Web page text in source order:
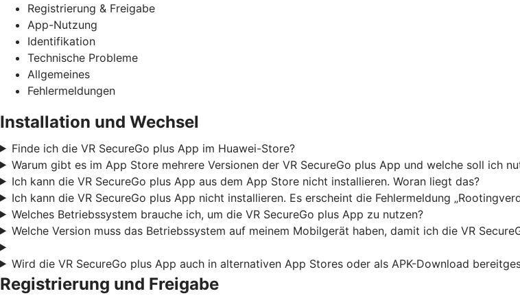
Registrierung & Freigabe
App-Nutzung
Identifikation
Technische Probleme
Allgemeines
Fehlermeldungen
Installation und Wechsel
Finde ich die VR SecureGo plus App im Huawei-Store?
Warum gibt es im App Store mehrere Versionen der VR SecureGo plus App und welche soll ich
Ich kann die VR SecureGo plus App aus dem App Store nicht installieren. Woran liegt das?
Ich kann die VR SecureGo plus App nicht installieren. Es erscheint die Fehlermeldung
Welches Betriebssystem brauche ich, um die VR SecureGo plus App zu nutzen?
Welche Version muss das Betriebssystem auf meinem Mobilgerät haben, damit ich die VR
Wird die VR SecureGo plus App auch in alternativen App Stores oder als APK-Download
Registrierung und Freigabe